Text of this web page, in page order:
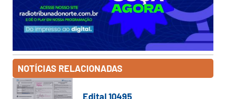
NOTÍCIAS RELACIONADAS
Edital 10495